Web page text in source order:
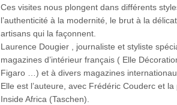
Ces visites nous plongent dans différents
l’authenticité à la modernité, le brut à la
artisans qui la façonnent.
Laurence Dougier , journaliste et styliste
magazines d’intérieur français ( Elle
Figaro …) et à divers magazines
Elle est l’auteure, avec Frédéric Couderc et
Inside Africa (Taschen).